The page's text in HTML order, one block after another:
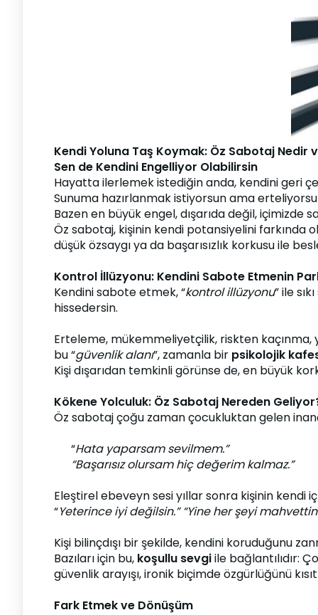
Kendi Yoluna Taş Koymak: Öz Sabotaj Nedir
Sen de Kendini Engelliyor Olabilirsin
Hayatta ilerlemek istediğin anda, kendini geri
Sunuma hazırlanmak istiyorsun ama
Bazen en büyük engel, dışarıda değil, içimizde
Öz sabotaj, kişinin kendi potansiyelini farkında
düşük özsaygı ya da başarısızlık korkusu ile
Kontrol İllüzyonu: Kendini Sabote Etmenin
Kendini sabote etmek, “kontrol illüzyonu” ile
hissedersin.
Erteleme, mükemmeliyetçilik, riskten kaçınma,
bu “güvenlik alanı”, zamanla bir psikolojik
Kişi dışarıdan temkinli görünse de, en büyük
Kökene Yolculuk: Öz Sabotaj Nereden
Öz sabotaj çoğu zaman çocukluktan gelen
“Hata yaparsam sevilmem.”
“Başarısız olursam hiç değerim kalmaz.”
Eleştirel ebeveyn sesi yıllar sonra kişinin kendi
“Yeterince iyi değilsin.” “Yine her şeyi
Kişi bilinçdışı bir şekilde, kendini koruduğunu
Bazıları için bu, koşullu sevgi ile bağlantılıdır:
güvenlik arayışı, ironik biçimde özgürlüğünü
Fark Etmek ve Dönüşüm